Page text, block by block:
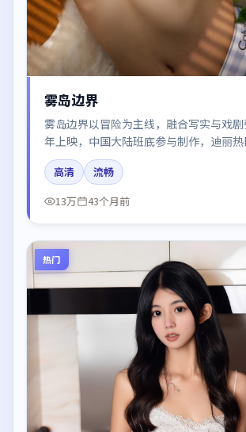
雾岛边界
雾岛边界以冒险为主线，融合写实与戏
年上映，中国大陆班底参与制作，迪丽
沈腾在片中呈现细腻表演，影像风格统一
强化了情绪曲线。
高清
流畅
13万
43个月前
热门